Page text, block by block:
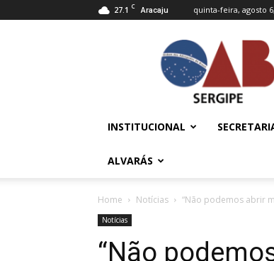
27.1 C Aracaju quinta-feira, agosto
OAB/SE
Ordem
do
INSTITUCIONAL
ALVARÁS
Home Notícias “Não podemos abrir
Notícias
“Não